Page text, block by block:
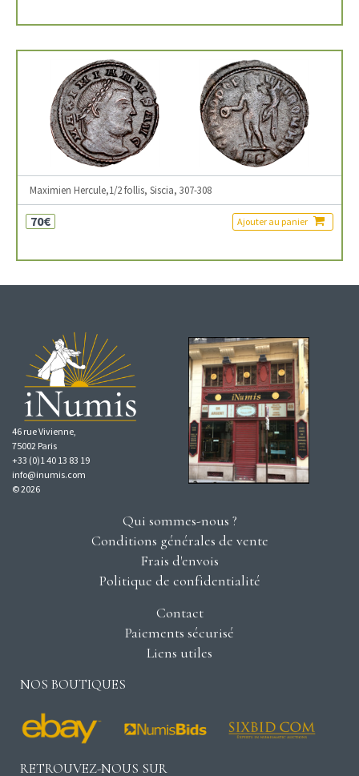
Maximien Hercule,1/2 follis, Siscia, 307-308
70€ Ajouter au panier
46 rue Vivienne,
75002 Paris
+33 (0)1 40 13 83 19
info@inumis.com
© 2026
Qui sommes-nous ?
Conditions générales de vente
Frais d'envois
Politique de confidentialité
Contact
Paiements sécurisé
Liens utiles
NOS BOUTIQUES
RETROUVEZ-NOUS SUR